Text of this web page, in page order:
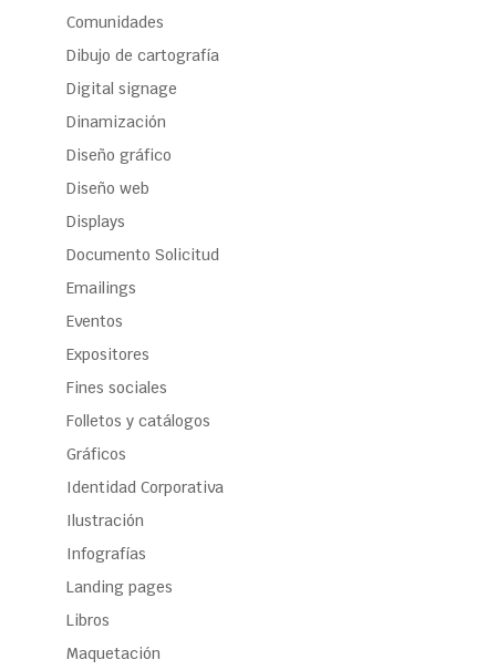
Comunidades
Dibujo de cartografía
Digital signage
Dinamización
Diseño gráfico
Diseño web
Displays
Documento Solicitud
Emailings
Eventos
Expositores
Fines sociales
Folletos y catálogos
Gráficos
Identidad Corporativa
Ilustración
Infografías
Landing pages
Libros
Maquetación